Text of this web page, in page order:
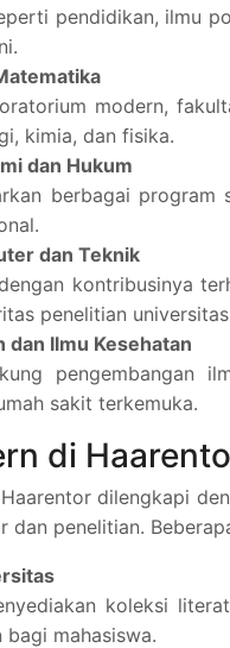
pendidikan, ilmu
modern,
kimia, dan fisika.
dan Hukum
berbagai
dan Teknik
kontribusinya
penelitian
dan Ilmu Kesehatan
pengembangan
sakit terkemuka.
di
dilengkapi
dan penelitian.
koleksi
bagi mahasiswa.